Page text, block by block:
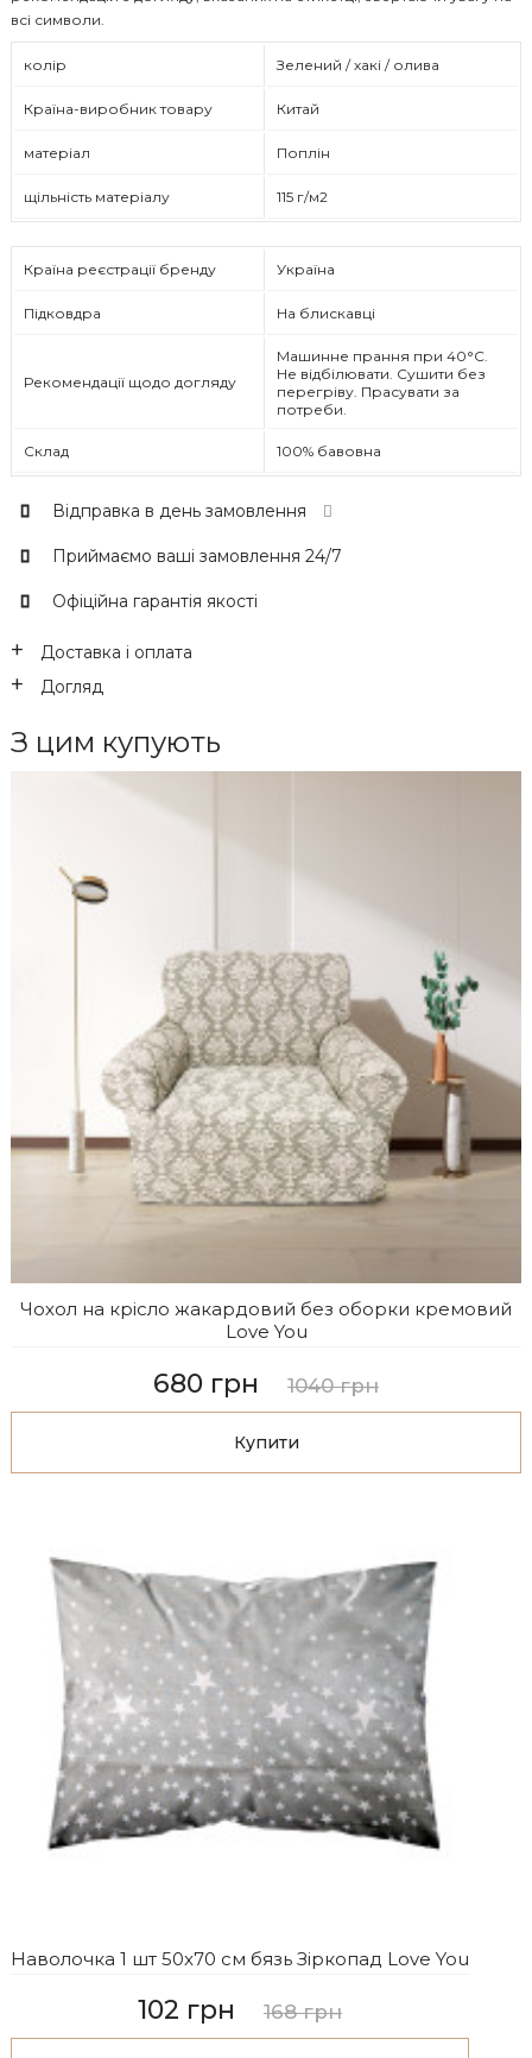
колір Зелений / хакі / олива
Країна-виробник товару Китай
матеріал Поплін
щільність матеріалу 115 г/м2
Країна реєстрації бренду Україна
Підковдра На блискавці
Рекомендації щодо догляду
Машинне прання при 40°C.
Не відбілювати. Сушити без
перегріву. Прасувати за
потреби.
Склад 100% бавовна
Відправка в день замовлення
Приймаємо ваші замовлення 24/7
Офіційна гарантія якості
Доставка і оплата
Догляд
всі символи.
З цим купують
Чохол на крісло жакардовий без оборки кремовий
Love You
680 грн 1040 грн
Купити
Наволочка 1 шт 50x70 см бязь Зіркопад Love You
102 грн 168 грн